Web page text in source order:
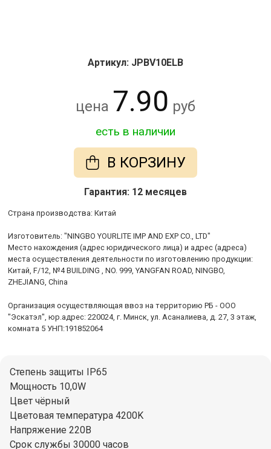
Артикул: JPBV10ELB
цена 7.90 руб
есть в наличии
В КОРЗИНУ
Гарантия: 12 месяцев
Cтрана производства: Китай
Изготовитель: "NINGBO YOURLITE IMP AND EXP CO., LTD"
Место нахождения (адрес юридического лица) и адрес (адреса)
места осуществления деятельности по изготовлению продукции:
Китай, F/12, №4 BUILDING , NO. 999, YANGFAN ROAD, NINGBO,
ZHEJIANG, China
Организация осуществляющая ввоз на территорию РБ - ООО
"Эскатэл", юр.адрес: 220024, г. Минск, ул. Асаналиева, д. 27, 3 этаж,
комната 5 УНП:191852064
Степень защиты IP65
Мощность 10,0W
Цвет чёрный
Цветовая температура 4200K
Напряжение 220В
Срок службы 30000 часов